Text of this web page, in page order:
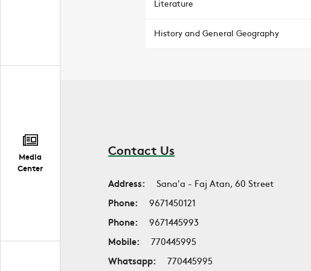
Media
Center
Literature
History and General Geography
Contact Us
Address:
Sana'a - Faj Atan, 60 Street
Phone:
9671450121
Phone:
9671445993
Mobile:
770445995
Whatsapp:
770445995